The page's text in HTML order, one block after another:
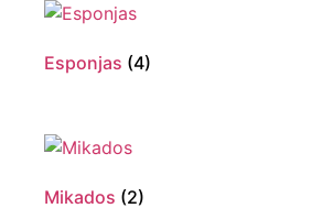
Esponjas (4)
Mikados (2)